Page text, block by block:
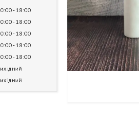
18:00
18:00
18:00
18:00
18:00